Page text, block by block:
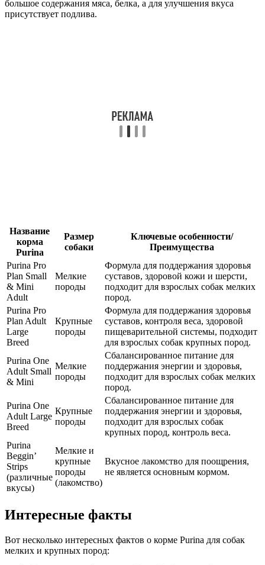
большое содержания мяса, белка, а для улучшения вкуса
присутствует подлива.
Название
корма
Purina
Размер
собаки
Ключевые особенности/
Преимущества
Purina Pro
Plan Small
& Mini
Adult
Мелкие
породы
Формула для поддержания здоровья
суставов, здоровой кожи и шерсти,
подходит для взрослых собак мелких
пород.
Purina Pro
Plan Adult
Large
Breed
Крупные
породы
Формула для поддержания здоровья
суставов, контроля веса, здоровой
пищеварительной системы, подходит
для взрослых собак крупных пород.
Purina One
Adult Small
& Mini
Мелкие
породы
Сбалансированное питание для
поддержания энергии и здоровья,
подходит для взрослых собак мелких
пород.
Purina One
Adult Large
Breed
Крупные
породы
Сбалансированное питание для
поддержания энергии и здоровья,
подходит для взрослых собак
крупных пород, контроль веса.
Purina
Beggin’
Strips
(различные
вкусы)
Мелкие и
крупные
породы
(лакомство)
Вкусное лакомство для поощрения,
не является основным кормом.
Интересные факты
Вот несколько интересных фактов о корме Purina для собак
мелких и крупных пород: